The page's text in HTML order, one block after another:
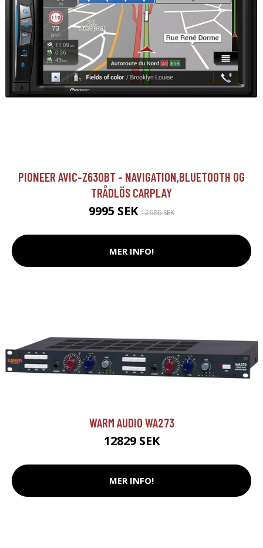
PIONEER AVIC-Z630BT - NAVIGATION,BLUETOOTH OG
TRÅDLÖS CARPLAY
9995 SEK 12686 SEK
MER INFO!
WARM AUDIO WA273
12829 SEK
MER INFO!